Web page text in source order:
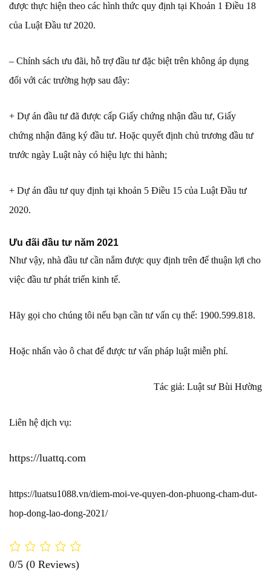
được thực hiện theo các hình thức quy định tại Khoản 1 Điều 18
của Luật Đầu tư 2020.
– Chính sách ưu đãi, hỗ trợ đầu tư đặc biệt trên không áp dụng
đối với các trường hợp sau đây:
+ Dự án đầu tư đã được cấp Giấy chứng nhận đầu tư, Giấy
chứng nhận đăng ký đầu tư. Hoặc quyết định chủ trương đầu tư
trước ngày Luật này có hiệu lực thi hành;
+ Dự án đầu tư quy định tại khoản 5 Điều 15 của Luật Đầu tư
2020.
Ưu đãi đầu tư năm 2021
Như vậy, nhà đầu tư cần nắm được quy định trên để thuận lợi cho
việc đầu tư phát triển kinh tế.
Hãy gọi cho chúng tôi nếu bạn cần tư vấn cụ thể: 1900.599.818.
Hoặc nhấn vào ô chat để được tư vấn pháp luật miễn phí.
Tác giả: Luật sư Bùi Hường
Liên hệ dịch vụ:
https://luattq.com
https://luatsu1088.vn/diem-moi-ve-quyen-don-phuong-cham-dut-
hop-dong-lao-dong-2021/
0/5 (0 Reviews)